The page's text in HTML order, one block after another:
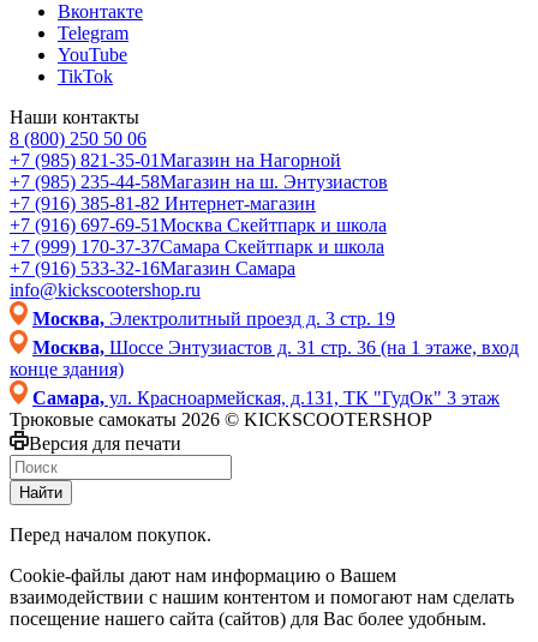
Вконтакте
Telegram
YouTube
TikTok
Наши контакты
8 (800) 250 50 06
+7 (985) 821-35-01Магазин на Нагорной
+7 (985) 235-44-58Магазин на ш. Энтузиастов
+7 (916) 385-81-82 Интернет-магазин
+7 (916) 697-69-51Москва Скейтпарк и школа
+7 (999) 170-37-37Самара Скейтпарк и школа
+7 (916) 533-32-16Магазин Самара
info@kickscootershop.ru
Москва, Электролитный проезд д. 3 стр. 19
Москва, Шоссе Энтузиастов д. 31 стр. 36 (на 1 этаже, вход
конце здания)
Самара, ул. Красноармейская, д.131, ТК "ГудОк" 3 этаж
Трюковые самокаты 2026 © KICKSCOOTERSHOP
Версия для печати
Найти
Перед началом покупок.
Cookie-файлы дают нам информацию о Вашем
взаимодействии с нашим контентом и помогают нам сделать
посещение нашего сайта (сайтов) для Вас более удобным.